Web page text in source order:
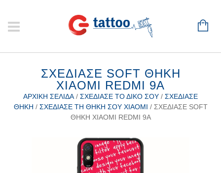
ΣΧΕΔΊΑΣΕ SOFT ΘΉΚΗ
XIAOMI REDMI 9A
ΑΡΧΙΚΉ ΣΕΛΊΔΑ / ΣΧΕΔΊΑΣΕ ΤΟ ΔΙΚΌ ΣΟΥ / ΣΧΕΔΊΑΣΕ
ΘΉΚΗ / ΣΧΕΔΊΑΣΕ ΤΗ ΘΉΚΗ ΣΟΥ XIAOMI / ΣΧΕΔΊΑΣΕ SOFT
ΘΉΚΗ XIAOMI REDMI 9A